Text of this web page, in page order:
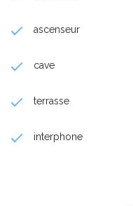
ascenseur
cave
terrasse
interphone